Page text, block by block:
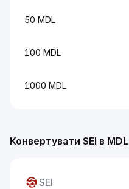
Конвертувати SEI в MDL
SEI
50 MDL
100 MDL
1000 MDL